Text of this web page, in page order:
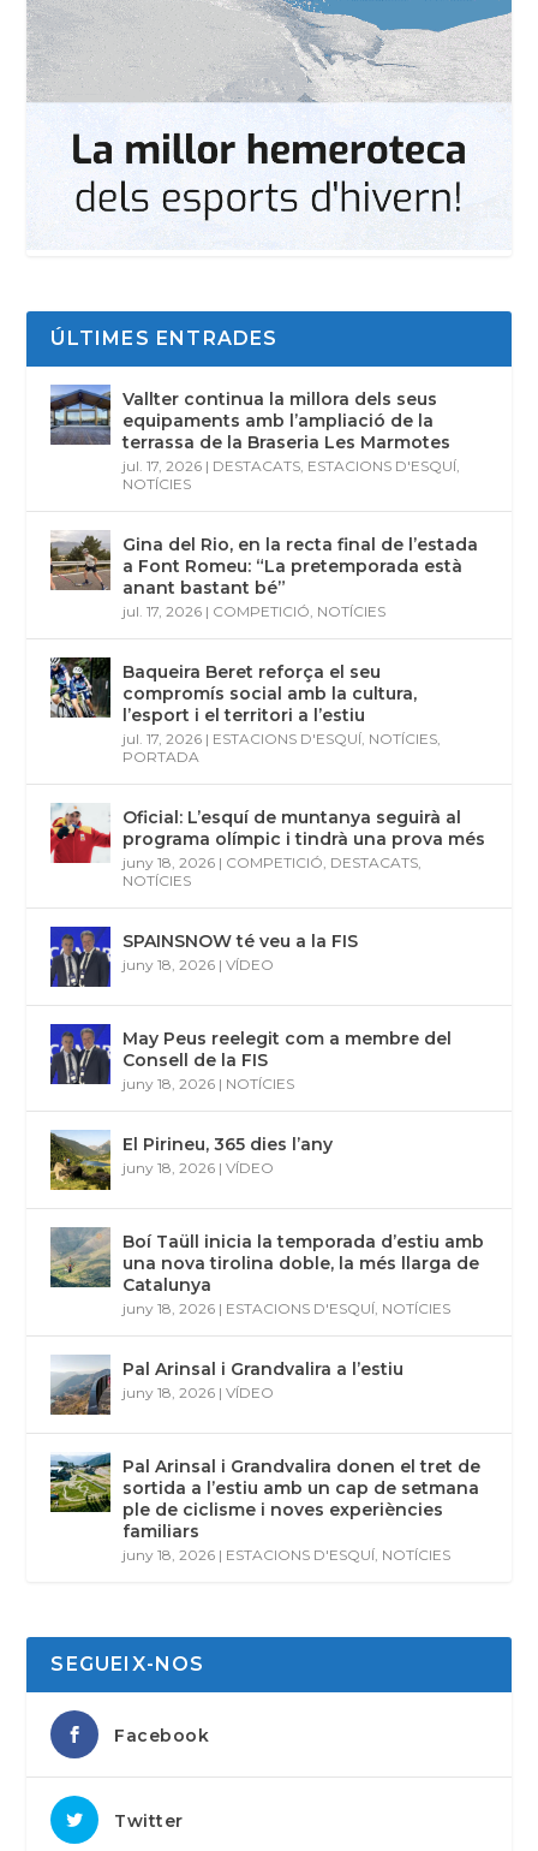
ÚLTIMES ENTRADES
Vallter continua la millora dels seus
equipaments amb l’ampliació de la
terrassa de la Braseria Les Marmotes
jul. 17, 2026 | DESTACATS, ESTACIONS D'ESQUÍ,
NOTÍCIES
Gina del Rio, en la recta final de l’estada
a Font Romeu: “La pretemporada està
anant bastant bé”
jul. 17, 2026 | COMPETICIÓ, NOTÍCIES
Baqueira Beret reforça el seu
compromís social amb la cultura,
l’esport i el territori a l’estiu
jul. 17, 2026 | ESTACIONS D'ESQUÍ, NOTÍCIES,
PORTADA
Oficial: L’esquí de muntanya seguirà al
programa olímpic i tindrà una prova més
juny 18, 2026 | COMPETICIÓ, DESTACATS,
NOTÍCIES
SPAINSNOW té veu a la FIS
juny 18, 2026 |VÍDEO
May Peus reelegit com a membre del
Consell de la FIS
juny 18, 2026 | NOTÍCIES
El Pirineu, 365 dies l’any
juny 18, 2026 |VÍDEO
Boí Taüll inicia la temporada d’estiu amb
una nova tirolina doble, la més llarga de
Catalunya
juny 18, 2026 | ESTACIONS D'ESQUÍ, NOTÍCIES
Pal Arinsal i Grandvalira a l’estiu
juny 18, 2026 |VÍDEO
Pal Arinsal i Grandvalira donen el tret de
sortida a l’estiu amb un cap de setmana
ple de ciclisme i noves experiències
familiars
juny 18, 2026 | ESTACIONS D'ESQUÍ, NOTÍCIES
SEGUEIX-NOS
Facebook
Twitter